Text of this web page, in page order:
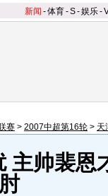
新闻 -体育-S-娱乐-
赛 > 2007中超第16轮 > 天
主帅裴恩
肘